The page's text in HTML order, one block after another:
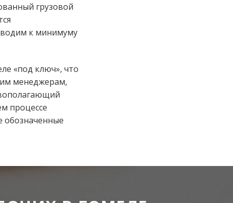
грузовой
к минимуму
«под ключ», что
менеджерам,
процессе
обозначенные